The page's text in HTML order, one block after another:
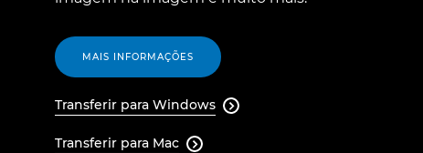
MAIS INFORMAÇÕES
Transferir para Windows 
Transferir para Mac 